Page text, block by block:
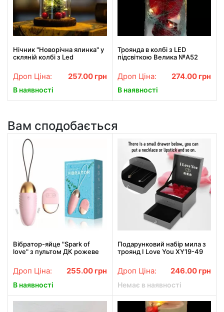
Нічник "Новорічна ялинка" у
скляній колбі з Led
світлодіодною гірляндою
Дроп Ціна: 257.00 грн
В наявності
Троянда в колбі з LED
підсвіткою Велика №A52
Дроп Ціна: 274.00 грн
В наявності
Вам сподобається
Вібратор-яйце "Spark of
love" з пультом ДК рожеве
Дроп Ціна: 255.00 грн
В наявності
Подарунковий набір мила з
троянд I Love You XY19-49
Дроп Ціна: 246.00 грн
Немає в наявності